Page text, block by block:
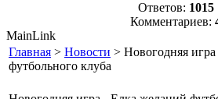
Ответов: 1015
Комментариев:
MainLink
Главная > Новости > Новогодняя
футбольного клуба